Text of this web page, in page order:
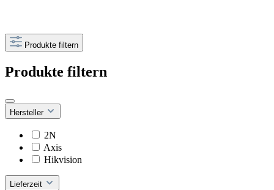
Produkte filtern
Produkte filtern
Hersteller
2N
Axis
Hikvision
Lieferzeit